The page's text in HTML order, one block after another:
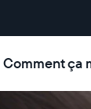
Comment ça